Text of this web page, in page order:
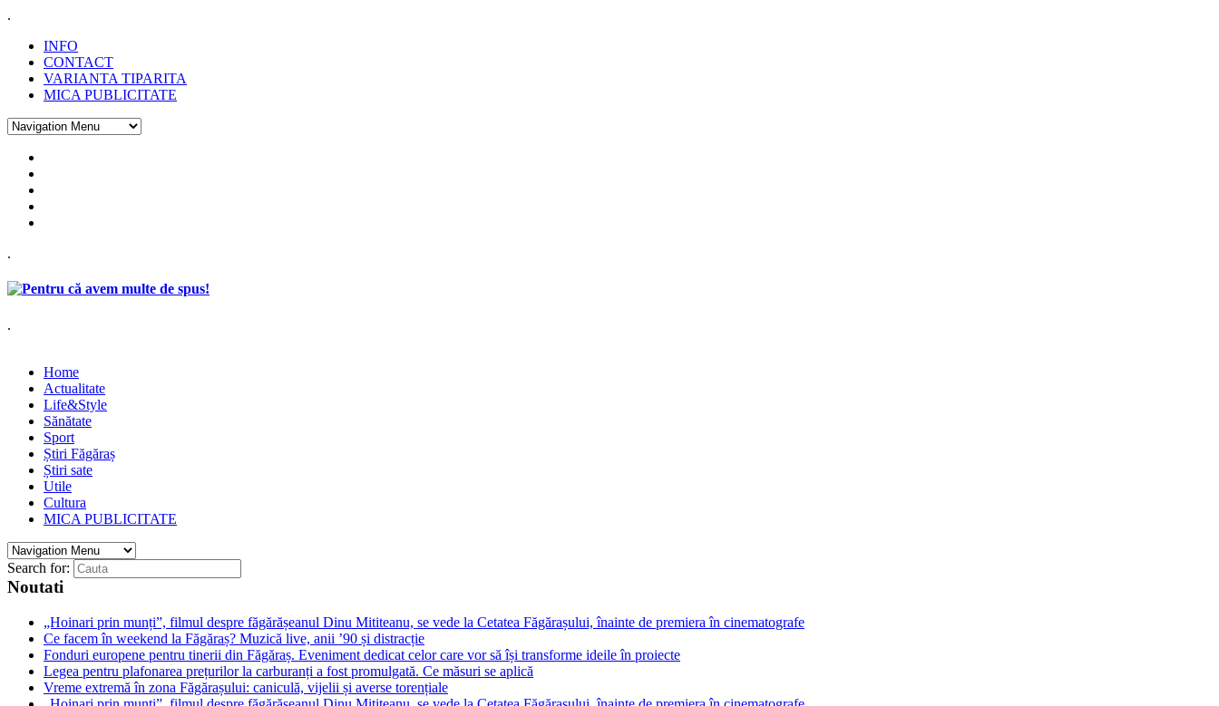
.
INFO
CONTACT
VARIANTA TIPARITA
MICA PUBLICITATE
.
.
Home
Actualitate
Life&Style
Sănătate
Sport
Știri Făgăraș
Știri sate
Utile
Cultura
MICA PUBLICITATE
Search for:
Noutati
„Hoinari prin munți”, filmul despre făgărășeanul Dinu Mititeanu, se vede la Cetatea Făgărașului, înainte de premiera în cinematografe
Ce facem în weekend la Făgăraș? Muzică live, anii ’90 și distracție
Fonduri europene pentru tinerii din Făgăraș. Eveniment dedicat celor care vor să își transforme ideile în proiecte
Legea pentru plafonarea prețurilor la carburanți a fost promulgată. Ce măsuri se aplică
Vreme extremă în zona Făgărașului: caniculă, vijelii și averse torențiale